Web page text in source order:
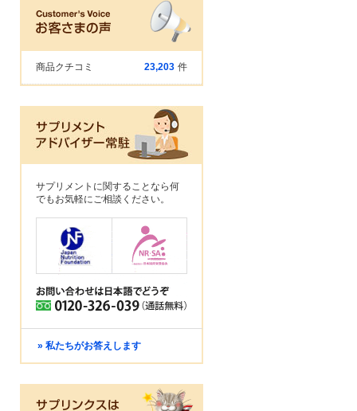
商品クチコミ 23,203 件
サプリメントに関することなら何
でもお気軽にご相談ください。
» 私たちがお答えします